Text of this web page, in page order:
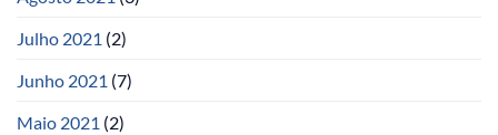
Julho 2021 (2)
Junho 2021 (7)
Maio 2021 (2)